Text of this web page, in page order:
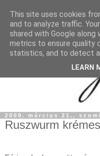
2009. március 21.,
Ruszwurm krémes
This site uses cookies
and to analyze traffic.
shared with Google
metrics to ensure quality
statistics, and to detect
LEARN